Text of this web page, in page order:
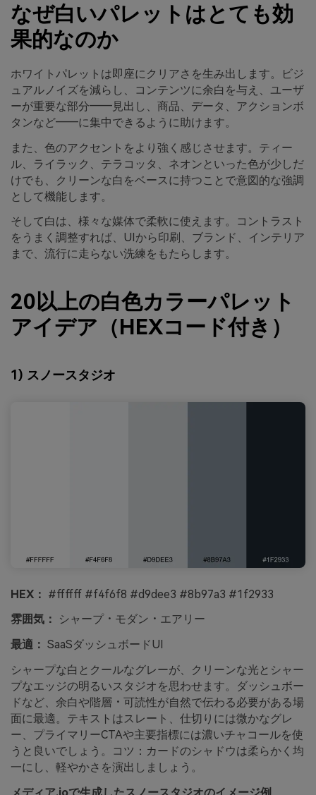
なぜ白いパレットはとても効
果的なのか
ホワイトパレットは即座にクリアさを生み出します。ビジ
ュアルノイズを減らし、コンテンツに余白を与え、ユーザ
ーが重要な部分――見出し、商品、データ、アクションボ
タンなど――に集中できるように助けます。
また、色のアクセントをより強く感じさせます。ティー
ル、ライラック、テラコッタ、ネオンといった色が少しだ
けでも、クリーンな白をベースに持つことで意図的な強調
として機能します。
そして白は、様々な媒体で柔軟に使えます。コントラスト
をうまく調整すれば、UIから印刷、ブランド、インテリア
まで、流行に走らない洗練をもたらします。
20以上の白色カラーパレット
アイデア（HEXコード付き）
1) スノースタジオ
HEX： #ffffff #f4f6f8 #d9dee3 #8b97a3 #1f2933
雰囲気：
シャープ・モダン・エアリー
最適： SaaSダッシュボードUI
シャープな白とクールなグレーが、クリーンな光とシャー
プなエッジの明るいスタジオを思わせます。ダッシュボー
ドなど、余白や階層・可読性が自然で伝わる必要がある場
面に最適。テキストはスレート、仕切りには微かなグレ
ー、プライマリーCTAや主要指標には濃いチャコールを使
うと良いでしょう。コツ：カードのシャドウは柔らかく均
一にし、軽やかさを演出しましょう。